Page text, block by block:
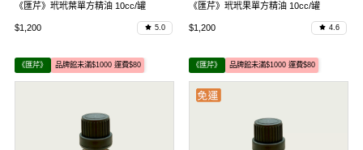
《匯芹》玳玳葉單方精油 10cc/罐
$1,200 5.0
《匯芹》玳玳果單方精油 10cc/罐
$1,200 4.6
《匯芹》 品牌館未滿$1000 運費$80 《匯芹》 品牌館未滿$1000 運費$80